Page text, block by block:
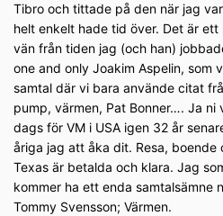
Tibro och tittade på den när jag
helt enkelt hade tid över. Det är
vän från tiden jag (och han)
one and only Joakim Aspelin, som
samtal där vi bara använde citat
pump, värmen, Pat Bonner…. Ja
dags för VM i USA igen 32 år
åriga jag att åka dit. Resa,
Texas är betalda och klara. Jag
kommer ha ett enda samtalsämne
Tommy Svensson; Värmen.